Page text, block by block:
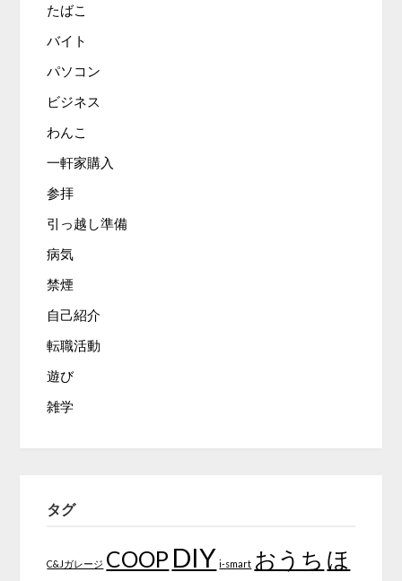
たばこ
バイト
パソコン
ビジネス
わんこ
一軒家購入
参拝
引っ越し準備
病気
禁煙
自己紹介
転職活動
遊び
雑学
タグ
C&Jガレージ COOP DIY i-smart おうち ほ